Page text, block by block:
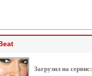
Загрузил на сервис: